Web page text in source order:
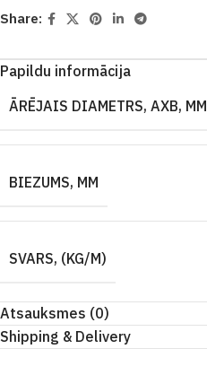
Share:
Papildu informācija
ĀRĒJAIS DIAMETRS, AXB, MM
BIEZUMS, MM
SVARS, (KG/M)
Atsauksmes (0)
Shipping & Delivery